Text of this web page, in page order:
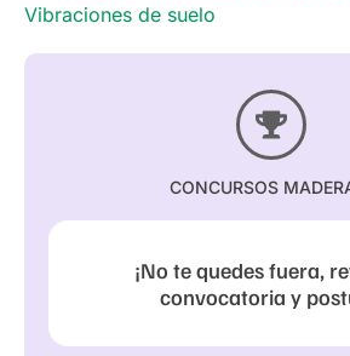
Vibraciones de suelo
CONCURSOS
¡No te quedes fuera,
convocatoria y